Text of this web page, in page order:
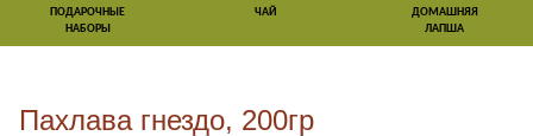
ПОДАРОЧНЫЕ
НАБОРЫ
ЧАЙ
ДОМАШНЯЯ
ЛАПША
Пахлава гнездо, 200гр